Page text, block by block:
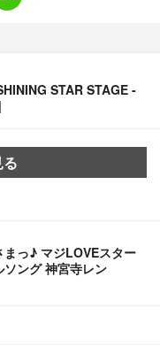
STAR STAGE -
っ♪ マジLOVEスター
ソング 神宮寺レン